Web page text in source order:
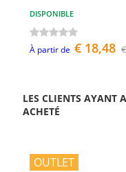
DISPONIBLE
À partir de € 18,48
LES CLIENTS AYANT
ACHETÉ
OUTLET